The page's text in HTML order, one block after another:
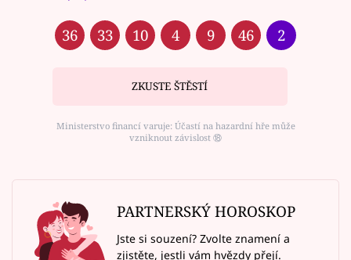
36 33 10 4 9 46 2
ZKUSTE ŠTĚSTÍ
Ministerstvo financí varuje: Účastí na hazardní hře může
vzniknout závislost ⑱
PARTNERSKÝ HOROSKOP
Jste si souzení? Zvolte znamení a
zjistěte, jestli vám hvězdy přejí.